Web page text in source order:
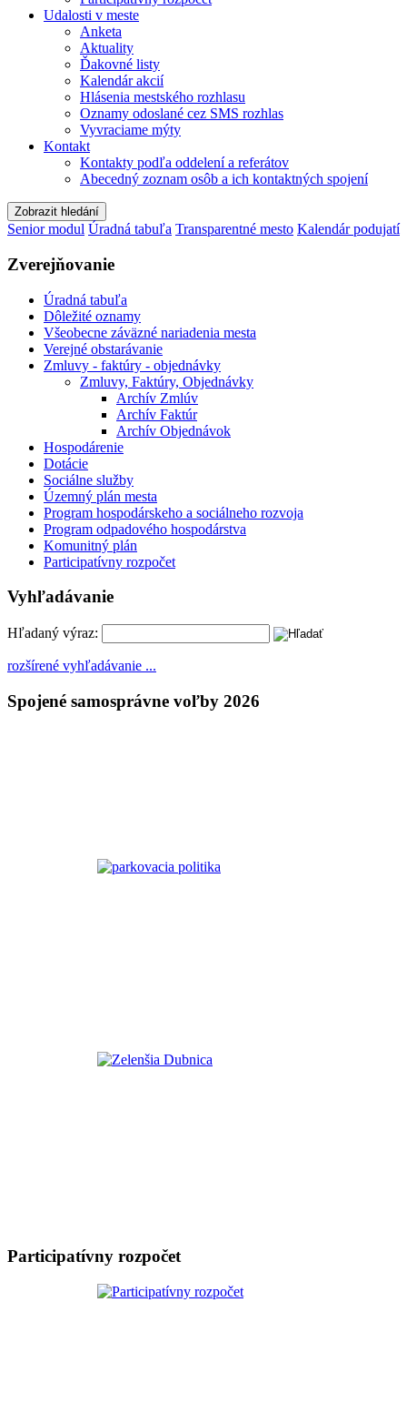
Udalosti v meste
Anketa
Aktuality
Ďakovné listy
Kalendár akcií
Hlásenia mestského rozhlasu
Oznamy odoslané cez SMS rozhlas
Vyvraciame mýty
Kontakt
Kontakty podľa oddelení a referátov
Abecedný zoznam osôb a ich kontaktných spojení
Zobrazit hledání
Senior modul Úradná tabuľa Transparentné mesto Kalendár podujatí
Zverejňovanie
Úradná tabuľa
Dôležité oznamy
Všeobecne záväzné nariadenia mesta
Verejné obstarávanie
Zmluvy - faktúry - objednávky
Zmluvy, Faktúry, Objednávky
Archív Zmlúv
Archív Faktúr
Archív Objednávok
Hospodárenie
Dotácie
Sociálne služby
Územný plán mesta
Program hospodárskeho a sociálneho rozvoja
Program odpadového hospodárstva
Komunitný plán
Participatívny rozpočet
Vyhľadávanie
Hľadaný výraz:
rozšírené vyhľadávanie ...
Spojené samosprávne voľby 2026
Participatívny rozpočet